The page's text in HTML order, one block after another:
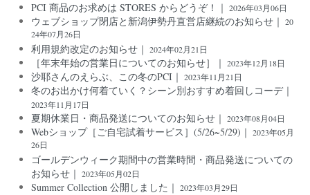
PCI 商品のお求めは STORES からどうぞ！｜ 2026年03月06日
ウェブショップ閉店と新潟伊勢丹直営店継続のお知らせ｜ 20
24年07月26日
利用規約改定のお知らせ｜ 2024年02月21日
［年末年始の営業日についてのお知らせ］｜ 2023年12月18日
沙耶さんのえらぶ、この冬のPCI｜ 2023年11月21日
冬のお出かけ何着ていく？シーン別おすすめ着回しコーデ｜
2023年11月17日
夏期休業日・商品発送についてのお知らせ｜ 2023年08月04日
Webショップ［ご自宅試着サービス］(5/26~5/29)｜ 2023年05月
26日
ゴールデンウィーク期間中の営業時間・商品発送についての
お知らせ｜ 2023年05月02日
Summer Collection 公開しました｜ 2023年03月29日